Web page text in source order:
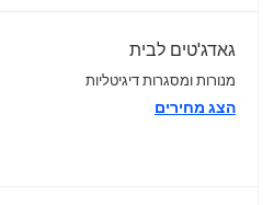
גאדג'טים לבית
מנורות ומסגרות דיגיטליות
הצג מחירים